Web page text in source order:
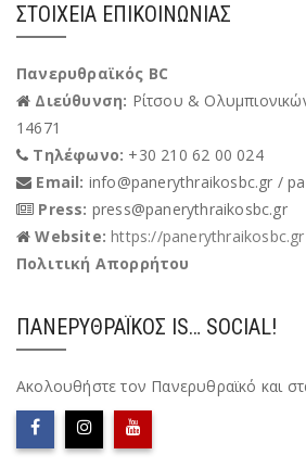
ΣΤΟΙΧΕΊΑ ΕΠΙΚΟΙΝΩΝΊΑΣ
Πανερυθραϊκός BC
Διεύθυνση: Ρίτσου &
14671
Τηλέφωνο: +30 210 62 00 024
Email: info@panerythraikosbc.gr /
Press: press@panerythraikosbc.gr
Website:https://panerythraikosbc.gr
Πολιτική Απορρήτου
ΠΑΝΕΡΥΘΡΑΪΚΌΣ IS… SOCIAL!
Ακολουθήστε τον Πανερυθραϊκό και